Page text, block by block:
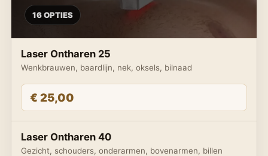
16 OPTIES
Laser Ontharen 25
Wenkbrauwen, baardlijn, nek, oksels, bilnaad
€ 25,00
Laser Ontharen 40
Gezicht, schouders, onderarmen, bovenarmen, billen